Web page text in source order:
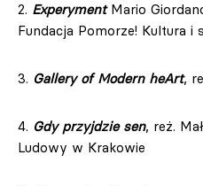
2. Experyment Mario
Fundacja Pomorze! Kultura i
3. Gallery of Modern heArt,
4. Gdy przyjdzie sen, reż.
Ludowy w Krakowie